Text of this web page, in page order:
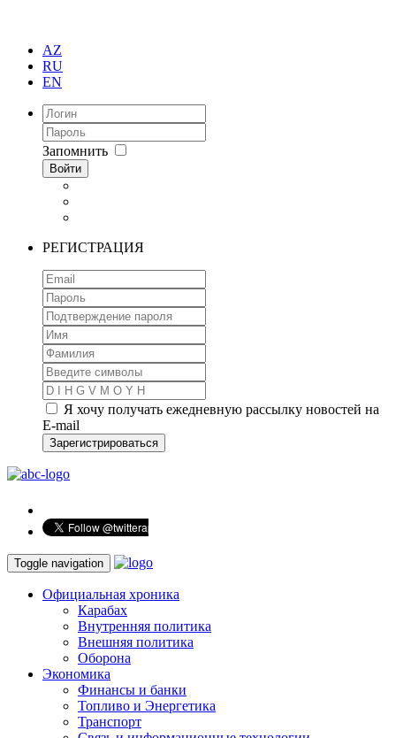
AZ
RU
EN
Запомнить
Войти
РЕГИСТРАЦИЯ
Я хочу получать ежедневную рассылку новостей на
E-mail
Зарегистрироваться
Toggle navigation
Официальная хроника
Карабах
Внутренняя политика
Внешняя политика
Оборона
Экономика
Финансы и банки
Топливо и Энергетика
Транспорт